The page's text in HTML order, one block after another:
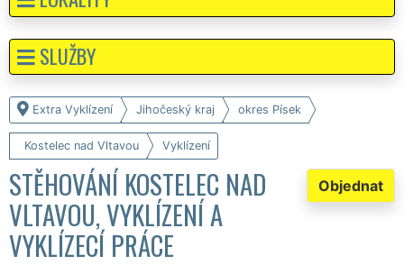
Extra Vyklízení Jihočeský kraj okres Písek
Kostelec nad Vltavou Vyklízení
Objednat
STĚHOVÁNÍ KOSTELEC NAD
VLTAVOU, VYKLÍZENÍ A
VYKLÍZECÍ PRÁCE
SLUŽBY